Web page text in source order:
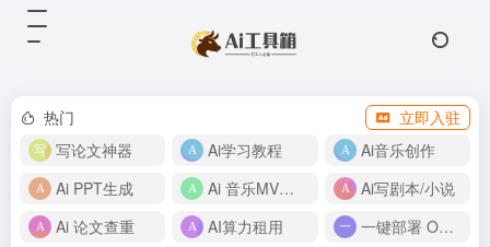
热门
立即入驻
写论文神器
Ai学习教程
Ai音乐创作
Ai PPT生成
Ai 音乐MV制作
Ai写剧本/小说
Ai 论文查重
AI算力租用 一键部署 OpenClaw